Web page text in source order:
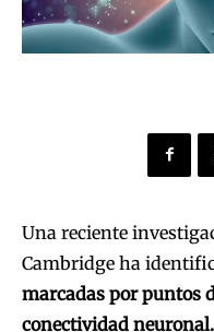
Una reciente
Cambridge ha
marcadas por puntos
conectividad neuronal.